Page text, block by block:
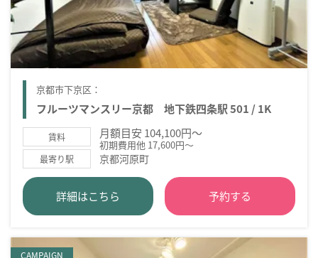
京都市下京区：
フルーツマンスリー京都 地下鉄四条駅 501 / 1K
賃料 月額目安 104,100円～
初期費用他 17,600円～
最寄り駅 京都河原町
詳細はこちら 予約する
CAMPAIGN